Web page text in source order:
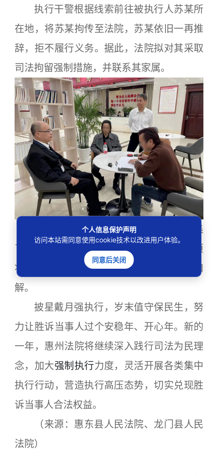
执行干警根据线索前往被执行人苏某所
在地，将苏某拘传至法院，苏某依旧一再推
辞，拒不履行义务。据此，法院拟对其采取
司法拘留强制措施，并联系其家属。
眼看法院动真格了，苏某父亲迅速筹集
了1.3万元款项支付给鄢某，并承诺剩余款项
将于2月29日之前付清，双方再次达成和
解。
披星戴月强执行，岁末值守保民生，努
力让胜诉当事人过个安稳年、开心年。新的
一年，惠州法院将继续深入践行司法为民理
念，加大强制执行力度，灵活开展各类集中
执行行动，营造执行高压态势，切实兑现胜
诉当事人合法权益。
（来源：惠东县人民法院、龙门县人民
法院）
个人信息保护声明
访问本站需同意使用cookie技术以改进用户体验。
同意后关闭